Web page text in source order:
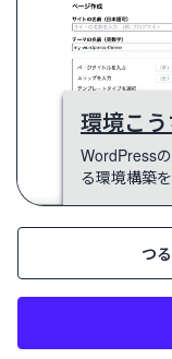
環境こ
WordPress
る環境構築
つ